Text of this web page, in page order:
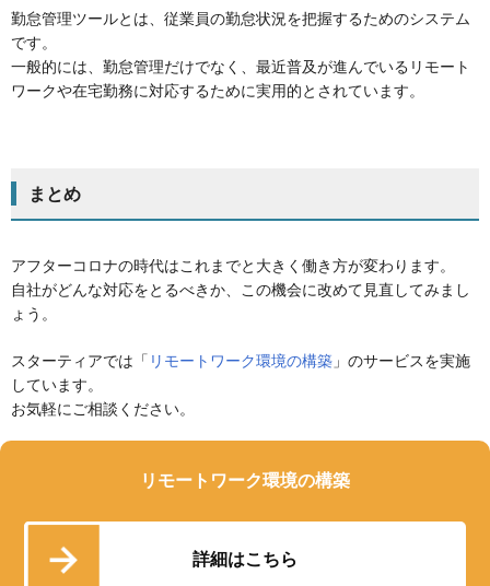
勤怠管理ツールとは、従業員の勤怠状況を把握するためのシステム
です。
一般的には、勤怠管理だけでなく、最近普及が進んでいるリモート
ワークや在宅勤務に対応するために実用的とされています。
まとめ
アフターコロナの時代はこれまでと大きく働き方が変わります。
自社がどんな対応をとるべきか、この機会に改めて見直してみまし
ょう。
スターティアでは「 リモートワーク環境の構築 」のサービスを実施
しています。
お気軽にご相談ください。
リモートワーク環境の構築
詳細はこちら